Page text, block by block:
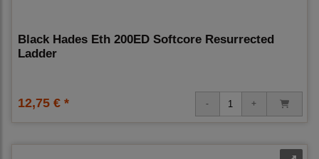
Black Hades Eth 200ED Softcore Resurrected
Ladder
12,75 € *